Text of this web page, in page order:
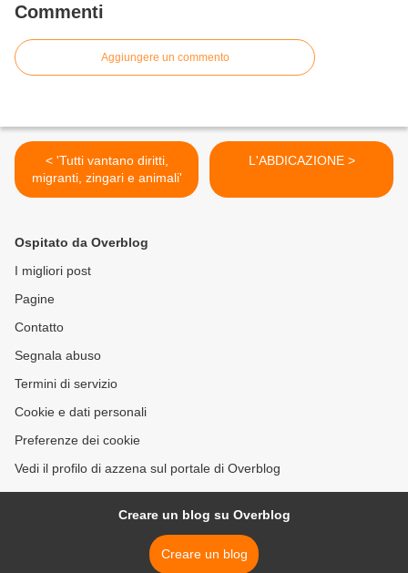
Commenti
Aggiungere un commento
< 'Tutti vantano diritti,
migranti, zingari e animali'
L'ABDICAZIONE >
Ospitato da Overblog
I migliori post
Pagine
Contatto
Segnala abuso
Termini di servizio
Cookie e dati personali
Preferenze dei cookie
Vedi il profilo di azzena sul portale di Overblog
Creare un blog su Overblog
Creare un blog